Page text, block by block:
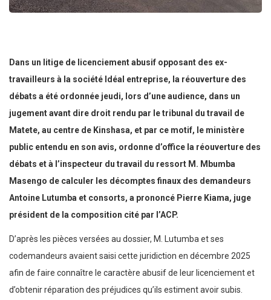
Dans un litige de licenciement abusif opposant des ex-
travailleurs à la société Idéal entreprise, la réouverture des
débats a été ordonnée jeudi, lors d’une audience, dans un
jugement avant dire droit rendu par le tribunal du travail de
Matete, au centre de Kinshasa, et par ce motif, le ministère
public entendu en son avis, ordonne d’office la réouverture des
débats et à l’inspecteur du travail du ressort M. Mbumba
Masengo de calculer les décomptes finaux des demandeurs
Antoine Lutumba et consorts, a prononcé Pierre Kiama, juge
président de la composition cité par l’ACP.
D’après les pièces versées au dossier, M. Lutumba et ses
codemandeurs avaient saisi cette juridiction en décembre 2025
afin de faire connaître le caractère abusif de leur licenciement et
d’obtenir réparation des préjudices qu’ils estiment avoir subis.